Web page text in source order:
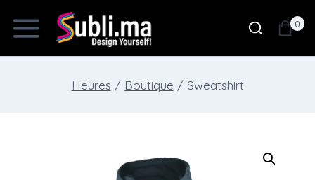
0
Heures / Boutique / Sweatshirt